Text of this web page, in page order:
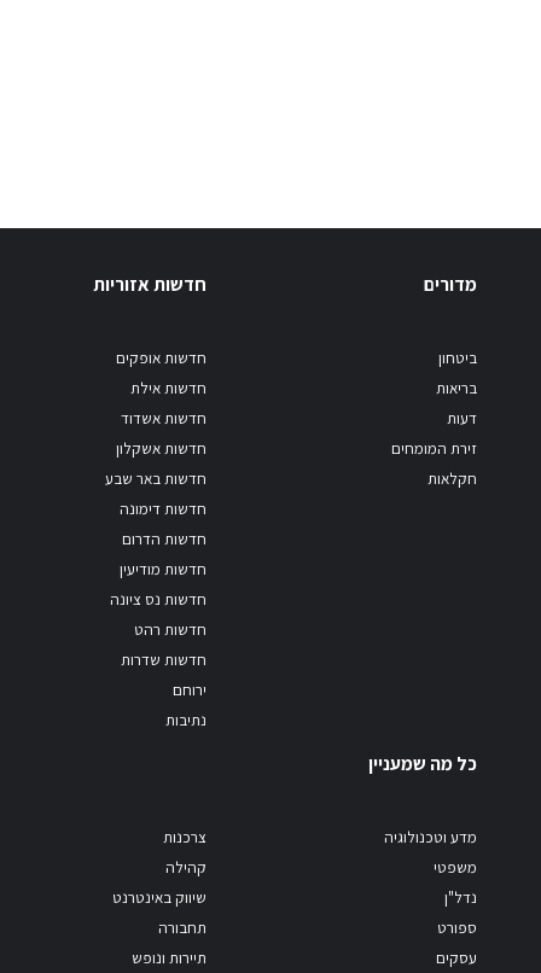
מדורים
ביטחון
בריאות
דעות
זירת המומחים
חקלאות
חדשות אזוריות
חדשות אופקים
חדשות אילת
חדשות אשדוד
חדשות אשקלון
חדשות באר שבע
חדשות דימונה
חדשות הדרום
חדשות מודיעין
חדשות נס ציונה
חדשות רהט
חדשות שדרות
ירוחם
נתיבות
כל מה שמעניין
מדע וטכנולוגיה
משפטי
נדל"ן
ספורט
עסקים
צרכנות
קהילה
שיווק באינטרנט
תחבורה
תיירות ונופש